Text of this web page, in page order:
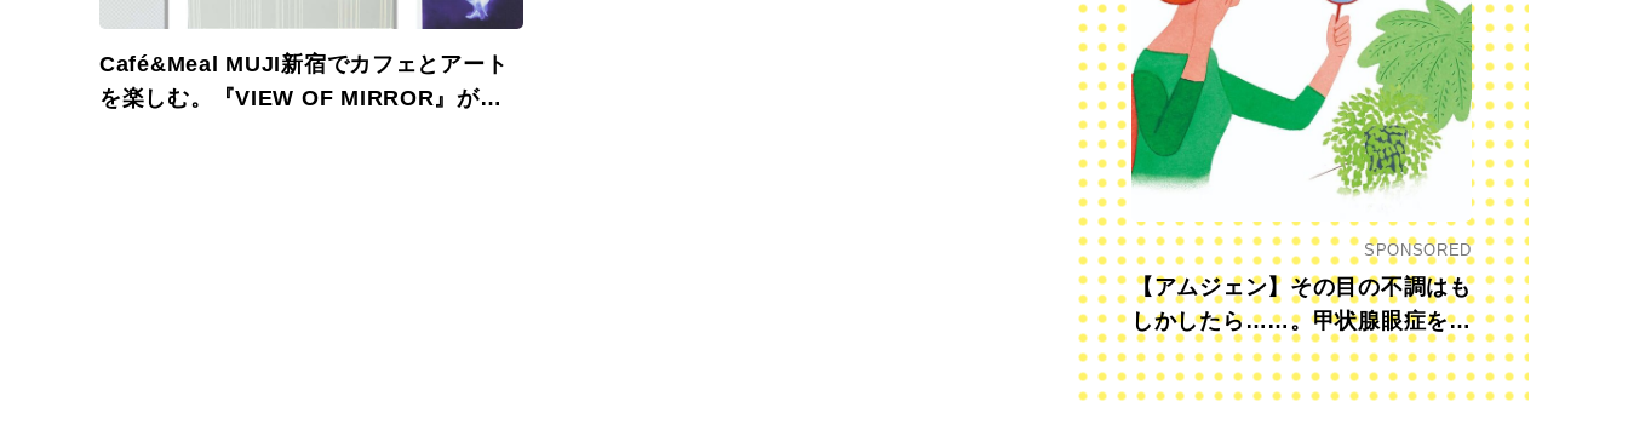
Café&Meal MUJI新宿でカフェとアート
を楽しむ。『VIEW OF MIRROR』が開
SPONSORED
【アムジェン】その目の不調はも
しかしたら……。甲状腺眼症を知
っていますか？